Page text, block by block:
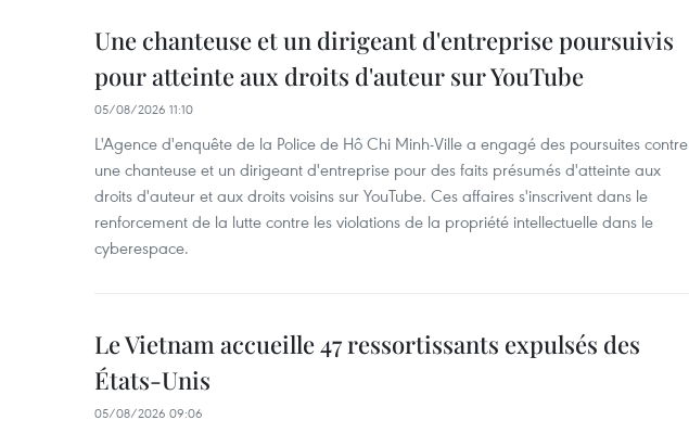
Une chanteuse et un dirigeant d'entreprise poursuivis
pour atteinte aux droits d'auteur sur YouTube
05/08/2026 11:10
L'Agence d'enquête de la Police de Hô Chi Minh-Ville a engagé des poursuites contre
une chanteuse et un dirigeant d'entreprise pour des faits présumés d'atteinte aux
droits d'auteur et aux droits voisins sur YouTube. Ces affaires s'inscrivent dans le
renforcement de la lutte contre les violations de la propriété intellectuelle dans le
cyberespace.
Le Vietnam accueille 47 ressortissants expulsés des
États-Unis
05/08/2026 09:06